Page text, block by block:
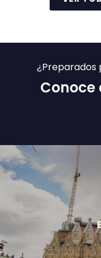
¿Preparados
Conoce